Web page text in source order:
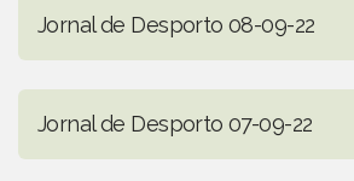
Jornal de Desporto 08-09-22
Jornal de Desporto 07-09-22